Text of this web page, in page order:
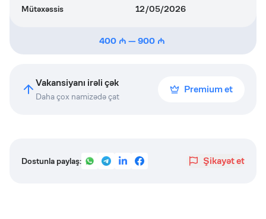
Mütəxəssis
12/05/2026
400 — 900
Vakansiyanı irəli çək
Daha çox namizədə çat
Premium et
Dostunla paylaş: Şikayət et